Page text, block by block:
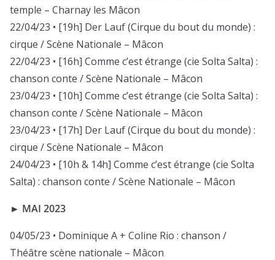
temple – Charnay les Mâcon
22/04/23 • [19h] Der Lauf (Cirque du bout du monde) :
cirque / Scène Nationale – Mâcon
22/04/23 • [16h] Comme c’est étrange (cie Solta Salta) :
chanson conte / Scène Nationale – Mâcon
23/04/23 • [10h] Comme c’est étrange (cie Solta Salta) :
chanson conte / Scène Nationale – Mâcon
23/04/23 • [17h] Der Lauf (Cirque du bout du monde) :
cirque / Scène Nationale – Mâcon
24/04/23 • [10h & 14h] Comme c’est étrange (cie Solta
Salta) : chanson conte / Scène Nationale – Mâcon
► MAI 2023
04/05/23 • Dominique A + Coline Rio : chanson /
Théâtre scène nationale – Mâcon